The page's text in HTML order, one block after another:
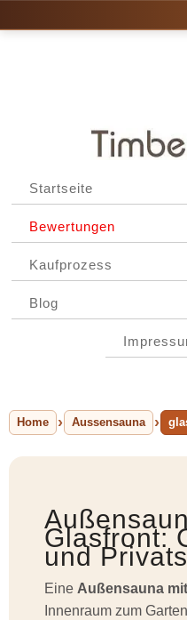
Startseite
Bewertungen
Kaufprozess
Blog
Home Aussensauna
Glasfront:
und
Eine Außensauna
Innenraum zum